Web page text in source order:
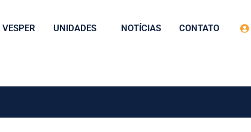
VESPER UNIDADES NOTÍCIAS CONTATO